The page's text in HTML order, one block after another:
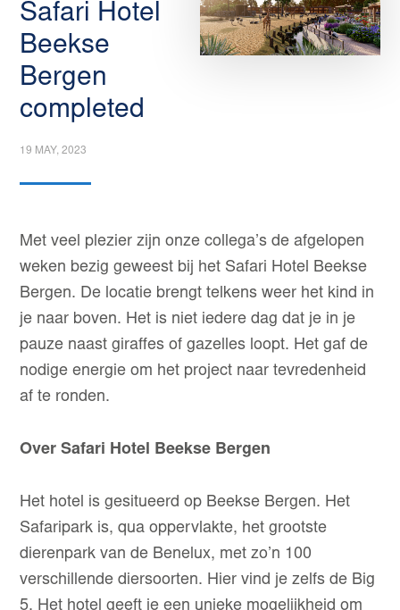
Safari Hotel
Beekse
Bergen
completed
19 MAY, 2023
Met veel plezier zijn onze collega’s de afgelopen
weken bezig geweest bij het Safari Hotel Beekse
Bergen. De locatie brengt telkens weer het kind in
je naar boven. Het is niet iedere dag dat je in je
pauze naast giraffes of gazelles loopt. Het gaf de
nodige energie om het project naar tevredenheid
af te ronden.
Over Safari Hotel Beekse Bergen
Het hotel is gesitueerd op Beekse Bergen. Het
Safaripark is, qua oppervlakte, het grootste
dierenpark van de Benelux, met zo’n 100
verschillende diersoorten. Hier vind je zelfs de Big
5. Het hotel geeft je een unieke mogelijkheid om